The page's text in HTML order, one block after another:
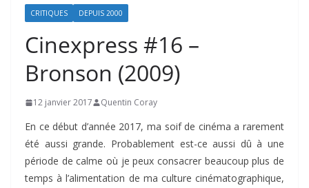
CRITIQUES DEPUIS 2000
Cinexpress #16 –
Bronson (2009)
12 janvier 2017 Quentin Coray
En ce début d’année 2017, ma soif de cinéma a rarement
été aussi grande. Probablement est-ce aussi dû à une
période de calme où je peux consacrer beaucoup plus de
temps à l’alimentation de ma culture cinématographique,